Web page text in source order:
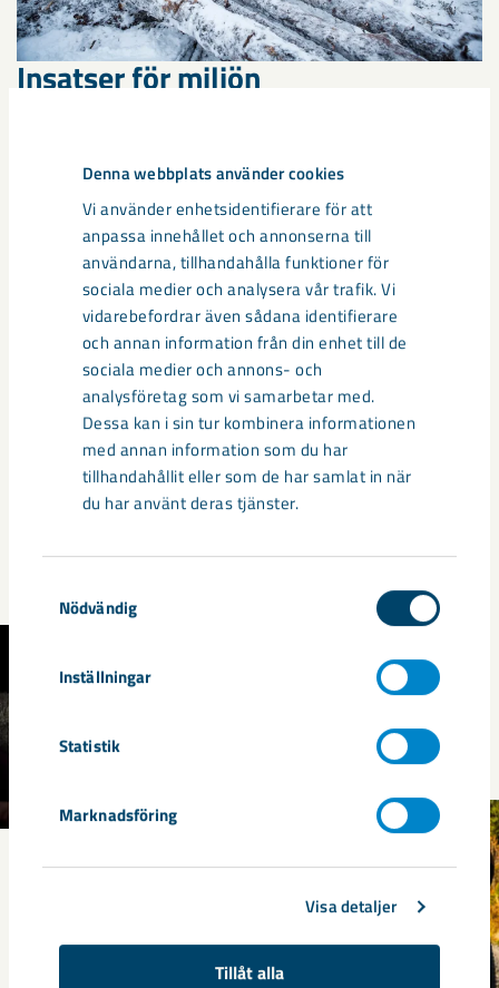
Denna webbplats använder cookies
Vi använder enhetsidentifierare för att
anpassa innehållet och annonserna till
användarna, tillhandahålla funktioner för
sociala medier och analysera vår trafik. Vi
vidarebefordrar även sådana identifierare
och annan information från din enhet till de
sociala medier och annons- och
analysföretag som vi samarbetar med.
Dessa kan i sin tur kombinera informationen
med annan information som du har
tillhandahållit eller som de har samlat in när
du har använt deras tjänster.
Nödvändig
Inställningar
Statistik
Marknadsföring
Visa detaljer
Tillåt alla
Insatser för miljön
Våra produkter och tjänster
och mineral.